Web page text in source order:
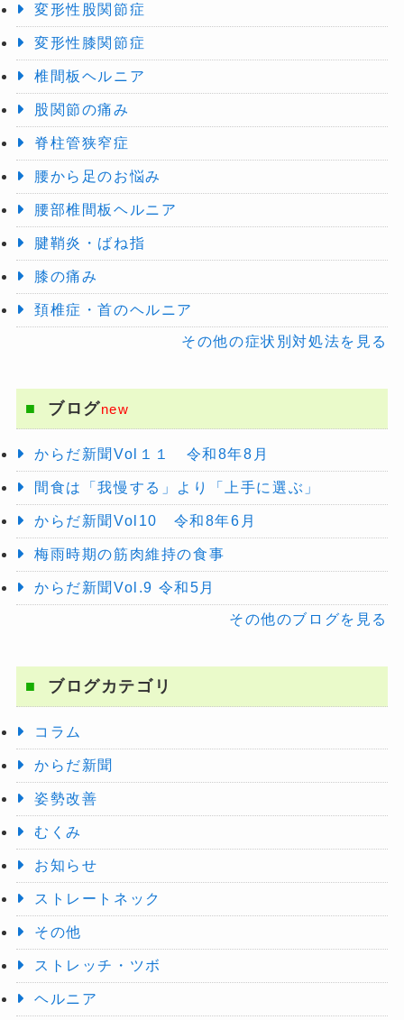
変形性股関節症
変形性膝関節症
椎間板ヘルニア
股関節の痛み
脊柱管狭窄症
腰から足のお悩み
腰部椎間板ヘルニア
腱鞘炎・ばね指
膝の痛み
頚椎症・首のヘルニア
その他の症状別対処法を見る
ブログnew
からだ新聞Vol１１ 令和8年8月
間食は「我慢する」より「上手に選ぶ」
からだ新聞Vol10 令和8年6月
梅雨時期の筋肉維持の食事
からだ新聞Vol.9 令和5月
その他のブログを見る
ブログカテゴリ
コラム
からだ新聞
姿勢改善
むくみ
お知らせ
ストレートネック
その他
ストレッチ・ツボ
ヘルニア